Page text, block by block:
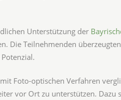
Unterstützung der
Die Teilnehmenden
Foto-optischen Verfahren
vor Ort zu unterstützen. Dazu